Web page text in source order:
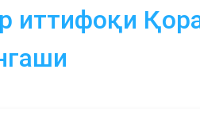
иттифоқи